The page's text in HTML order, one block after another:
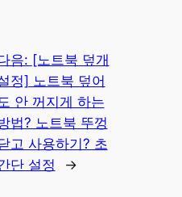
음: [노트북 덮개
정] 노트북 덮어
안 꺼지게 하는
법? 노트북 뚜껑
고 사용하기? 초
단 설정
→